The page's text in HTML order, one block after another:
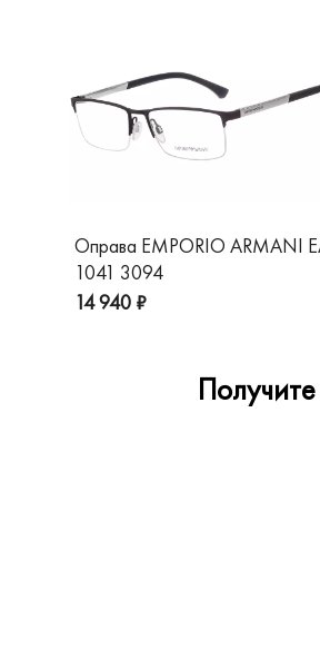
Оправа EMPORIO ARMANI
1041 3094
14 940 ₽